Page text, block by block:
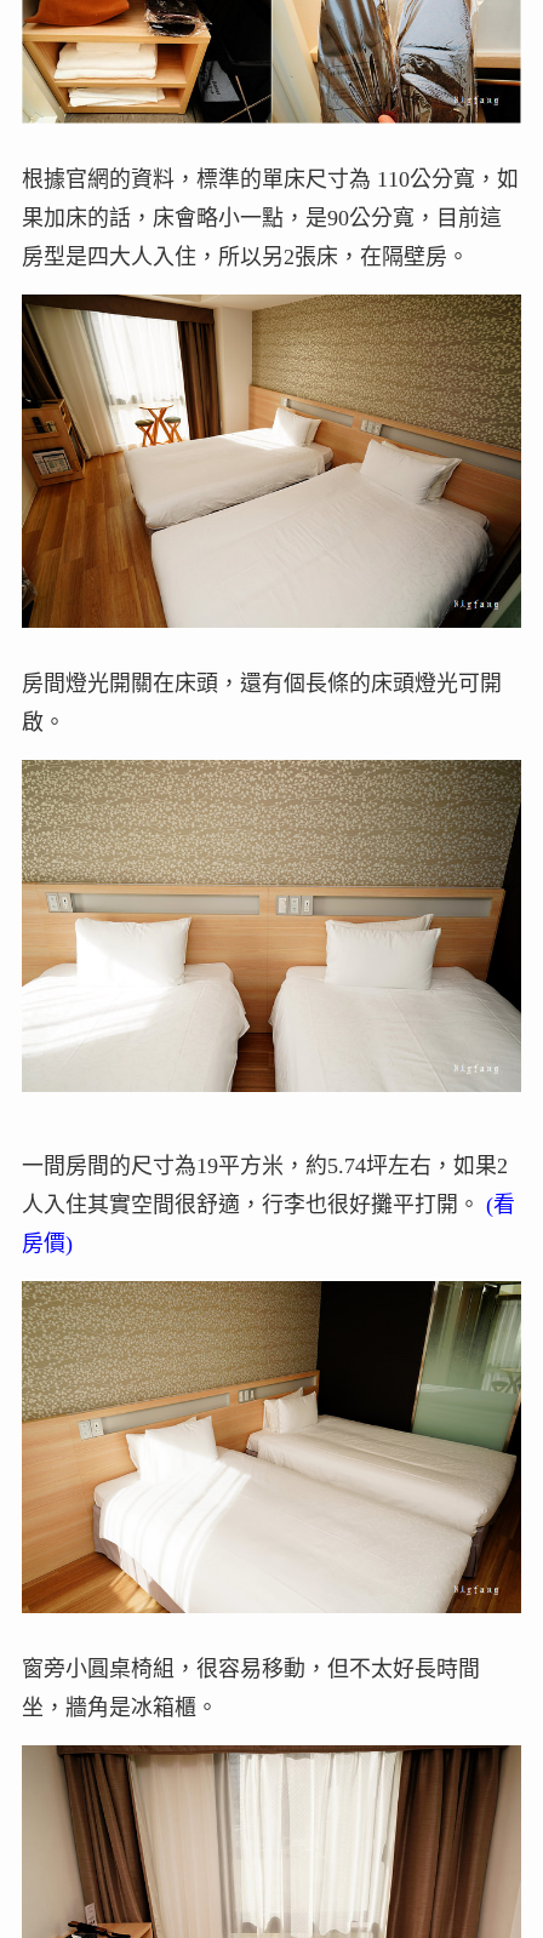
根據官網的資料，標準的單床尺寸為 110公分寬，如
果加床的話，床會略小一點，是90公分寬，目前這
房型是四大人入住，所以另2張床，在隔壁房。
房間燈光開關在床頭，還有個長條的床頭燈光可開
啟。
一間房間的尺寸為19平方米，約5.74坪左右，如果2
人入住其實空間很舒適，行李也很好攤平打開。 (看
房價)
窗旁小圓桌椅組，很容易移動，但不太好長時間
坐，牆角是冰箱櫃。